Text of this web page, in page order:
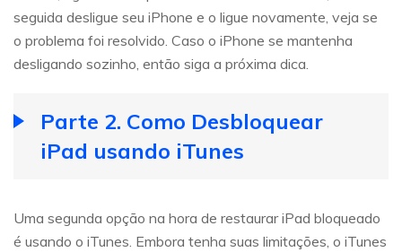
seguida desligue seu iPhone e o ligue novamente, veja se
o problema foi resolvido. Caso o iPhone se mantenha
desligando sozinho, então siga a próxima dica.
Parte 2. Como Desbloquear
iPad usando iTunes
Uma segunda opção na hora de restaurar iPad bloqueado
é usando o iTunes. Embora tenha suas limitações, o iTunes